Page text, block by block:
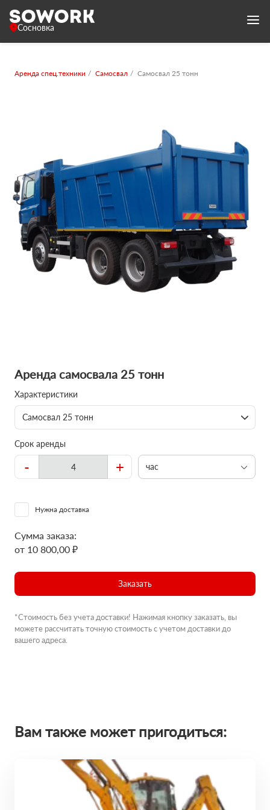
Сосновка
Аренда спец.техники Самосвал Самосвал 25 тонн
Аренда самосвала 25 тонн
Характеристики
Самосвал 25 тонн
Срок аренды
- + час
Нужна доставка
Сумма заказа:
от 10 800,00 ₽
Заказать
*Стоимость без учета доставки! Нажимая кнопку заказать, вы
можете рассчитать точную стоимость с учетом доставки до
вашего адреса.
Вам также может пригодиться: